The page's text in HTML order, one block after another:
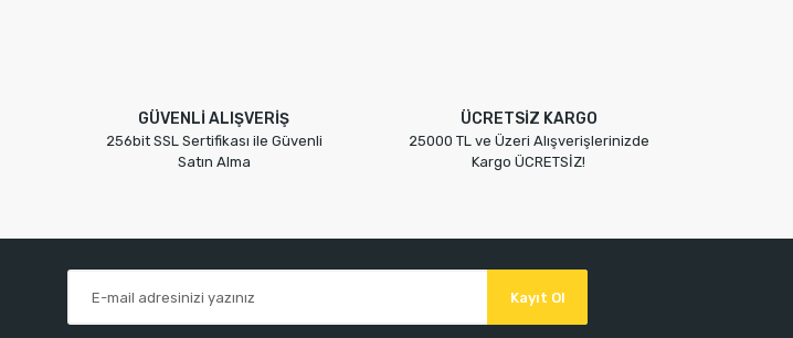
GÜVENLİ ALIŞVERİŞ
256bit SSL Sertifikası ile Güvenli
Satın Alma
ÜCRETSİZ KARGO
25000 TL ve Üzeri Alışverişlerinizde
Kargo ÜCRETSİZ!
Kayıt Ol